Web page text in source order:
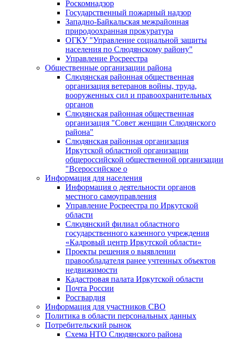
Роскомнадзор
Государственный пожарный надзор
Западно-Байкальская межрайонная
природоохранная прокуратура
ОГКУ "Управление социальной защиты
населения по Слюдянскому району"
Управление Росреестра
Общественные организации района
Слюдянская районная общественная
организация ветеранов войны, труда,
вооруженных сил и правоохранительных
органов
Слюдянская районная общественная
организация "Совет женщин Слюдянского
района"
Слюдянская районная организация
Иркутской областной организации
общероссийской общественной организации
"Всероссийское о
Информация для населения
Информация о деятельности органов
местного самоуправления
Управление Росреестра по Иркутской
области
Слюдянский филиал областного
государственного казенного учреждения
«Кадровый центр Иркутской области»
Проекты решения о выявлении
правообладателя ранее учтенных объектов
недвижимости
Кадастровая палата Иркутской области
Почта России
Росгвардия
Информация для участников СВО
Политика в области персональных данных
Потребительский рынок
Схема НТО Слюдянского района